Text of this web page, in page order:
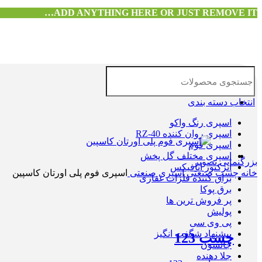
ADD ANYTHING HERE OR JUST REMOVE IT…
انتخاب دسته بندی
اسپری رنگ واکو
اسپری روان کننده RZ-40
اسپری فوم
اسپری مختلف گل پخش
انژکتور اتافیکس
براق کننده فلزات غفاری
برق پوکا
پر فروش ترین ها
پولیش
پی وی سی
پیشنهاد شگفت انگیز
جانسون
جلا دهنده
چسب 123
بزرگنمایی تصویر
خانه چسب صنعتیاسپری صنعتی اسپری فوم پلی اورتان کاسپین